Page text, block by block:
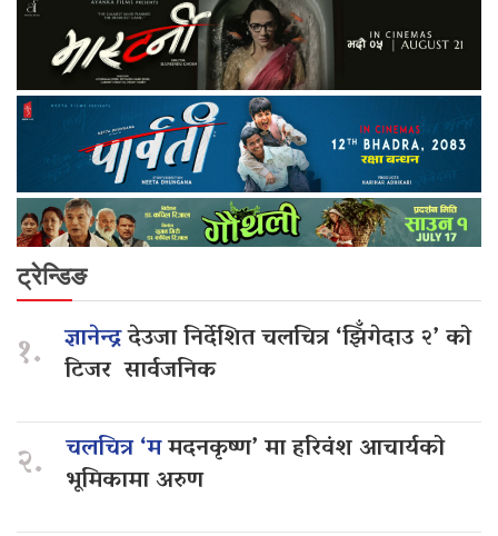
ट्रेन्डिङ
१. ज्ञानेन्द्रदेउजा निर्देशित चलचित्र ‘झिँगेदाउ २’ को
टिजर सार्वजनिक
२. चलचित्र ‘ममदनकृष्ण’ मा हरिवंश आचार्यको
भूमिकामा अरुण